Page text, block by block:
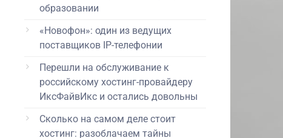
образовании
«Новофон»: один из ведущих
поставщиков IP-телефонии
Перешли на обслуживание к
российскому хостинг-провайдеру
ИксФайвИкс и остались довольны
Сколько на самом деле стоит
хостинг: разоблачаем тайны